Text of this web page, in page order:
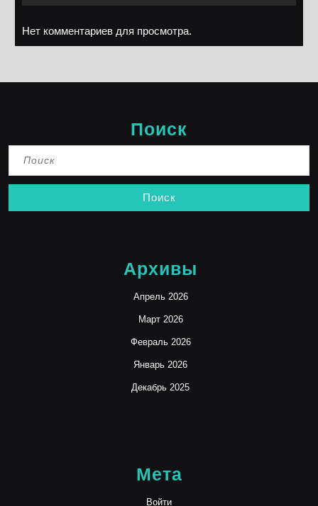
Нет комментариев для просмотра.
Поиск
Архивы
Апрель 2026
Март 2026
Февраль 2026
Январь 2026
Декабрь 2025
Мета
Войти